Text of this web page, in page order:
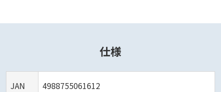
仕様
JAN 4988755061612